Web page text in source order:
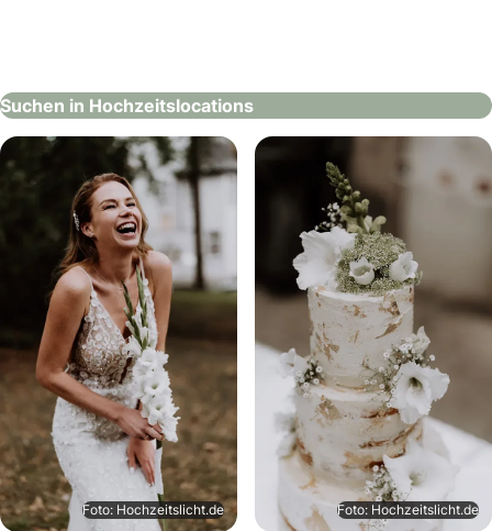
Suchen in Hochzeitslocations
Foto: Hochzeitslicht.de Foto: Hochzeitslicht.de